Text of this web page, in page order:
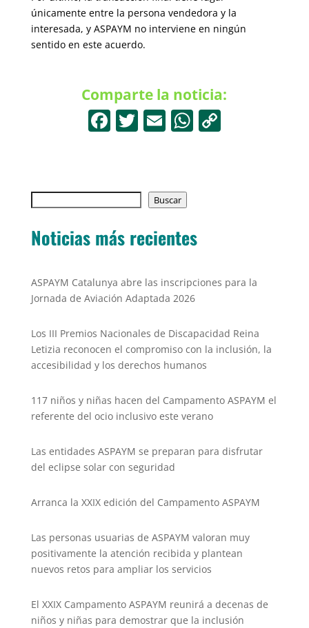
únicamente entre la persona vendedora y la
interesada, y ASPAYM no interviene en ningún
sentido en este acuerdo.
Comparte la noticia:
F
e
b
o
o
k
T
er
E
l
W
p
p
Buscar
Noticias más recientes
ASPAYM Catalunya abre las inscripciones para la
Jornada de Aviación Adaptada 2026
Los III Premios Nacionales de Discapacidad Reina
Letizia reconocen el compromiso con la inclusión, la
accesibilidad y los derechos humanos
117 niños y niñas hacen del Campamento ASPAYM el
referente del ocio inclusivo este verano
Las entidades ASPAYM se preparan para disfrutar
del eclipse solar con seguridad
Arranca la XXIX edición del Campamento ASPAYM
Las personas usuarias de ASPAYM valoran muy
positivamente la atención recibida y plantean
nuevos retos para ampliar los servicios
El XXIX Campamento ASPAYM reunirá a decenas de
niños y niñas para demostrar que la inclusión